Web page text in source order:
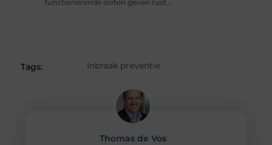
functionerende sloten geven rust...
Tags: Inbraak preventie
Thomas de Vos